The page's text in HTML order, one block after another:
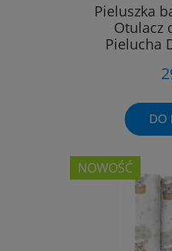
Pieluszka
Otulacz
Pielucha
DO
NOWOŚĆ